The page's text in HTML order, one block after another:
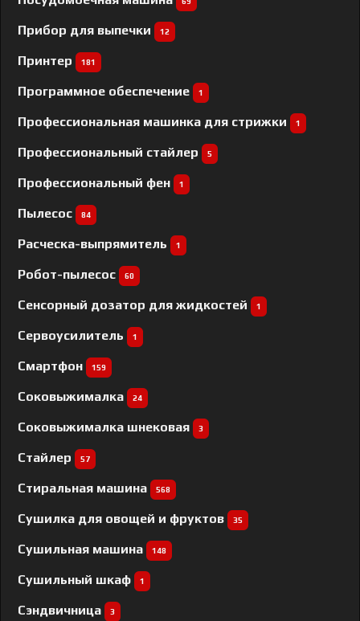
Прибор для выпечки 12
Принтер 181
Программное обеспечение 1
Профессиональная машинка для стрижки 1
Профессиональный cтайлер 5
Профессиональный фен 1
Пылесос 84
Расческа-выпрямитель 1
Робот-пылесос 60
Сенсорный дозатор для жидкостей 1
Сервоусилитель 1
Смартфон 159
Соковыжималка 24
Соковыжималка шнековая 3
Стайлер 57
Стиральная машина 568
Сушилка для овощей и фруктов 35
Сушильная машина 148
Сушильный шкаф 1
Сэндвичница 3